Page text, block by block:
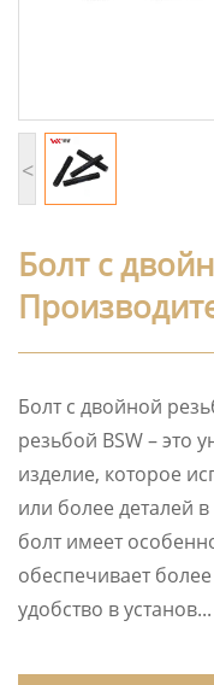
<
Болт с
Болт с двойной
резьбой BSW – это
изделие, которое
или более деталей
болт имеет
обеспечивает
удобство в установ...